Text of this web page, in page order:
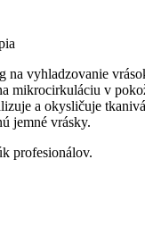
na vyhladzovanie
mikrocirkuláciu v
a okysličuje
jemné vrásky.
profesionálov.